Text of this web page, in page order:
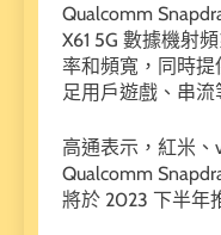
Qualcomm
X61 5G 數據機射
率和頻寬，同時提
足用戶遊戲、串流
高通表示，紅米、
Qualcomm
將於 2023 下半年